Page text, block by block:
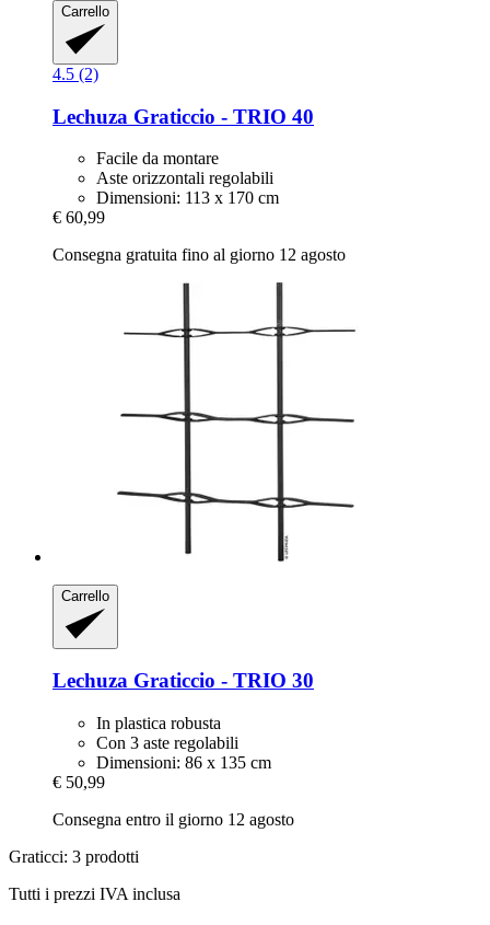
Carrello
4.5 (2)
Lechuza Graticcio -​ TRIO 40
Facile da montare
Aste orizzontali regolabili
Dimensioni: 113 x 170 cm
€ 60,99
Consegna gratuita fino al giorno 12 agosto
Carrello
Lechuza Graticcio -​ TRIO 30
In plastica robusta
Con 3 aste regolabili
Dimensioni: 86 x 135 cm
€ 50,99
Consegna entro il giorno 12 agosto
Graticci: 3 prodotti
Tutti i prezzi IVA inclusa